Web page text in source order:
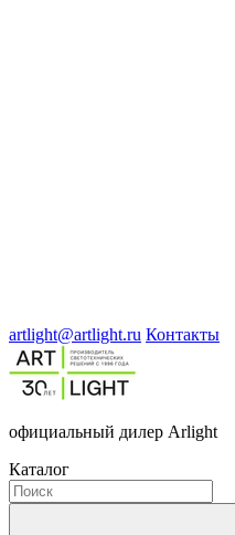
artlight@artlight.ru Контакты
официальный дилер Arlight
Каталог